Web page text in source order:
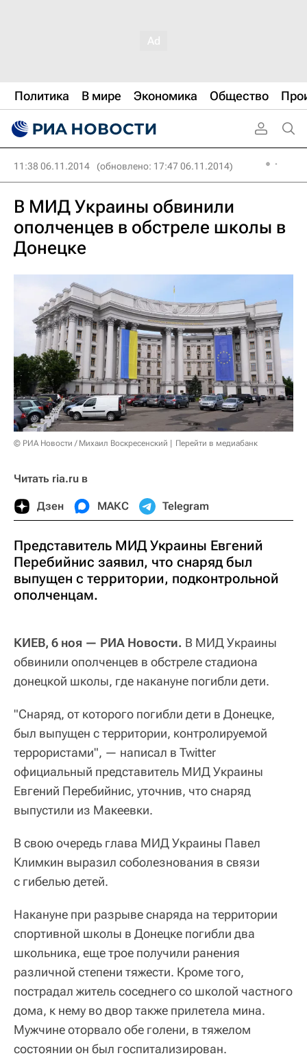
Политика В мире Экономика Общество
11:38 06.11.2014 (обновлено: 17:47 06.11.2014)
В МИД Украины обвинили
ополченцев в обстреле школы в
Донецке
© РИА Новости / Михаил Воскресенский Перейти в медиабанк
Читать ria.ru в
Дзен МАКС Telegram
Представитель МИД Украины Евгений
Перебийнис заявил, что снаряд был
выпущен с территории, подконтрольной
ополченцам.
КИЕВ, 6 ноя — РИА Новости. В МИД Украины
обвинили ополченцев в обстреле стадиона
донецкой школы, где накануне погибли дети.
"Снаряд, от которого погибли дети в Донецке,
был выпущен с территории, контролируемой
террористами", — написал в Twitter
официальный представитель МИД Украины
Евгений Перебийнис, уточнив, что снаряд
выпустили из Макеевки.
В свою очередь глава МИД Украины Павел
Климкин выразил соболезнования в связи
с гибелью детей.
Накануне при разрыве снаряда на территории
спортивной школы в Донецке погибли два
школьника, еще трое получили ранения
различной степени тяжести. Кроме того,
пострадал житель соседнего со школой частного
дома, к нему во двор также прилетела мина.
Мужчине оторвало обе голени, в тяжелом
состоянии он был госпитализирован.